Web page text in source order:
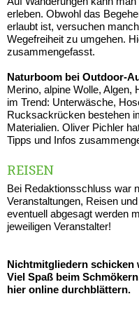
erleben. Obwohl das
erlaubt ist, versuchen
Wegefreiheit zu umgehen.
zusammengefasst.
Naturboom bei Outdoor-
Merino, alpine Wolle,
im Trend: Unterwäsche,
Rucksackrücken bestehen
Materialien. Oliver Pichler
Tipps und Infos
REISEN
Bei Redaktionsschluss war
Veranstaltungen, Reisen
eventuell abgesagt werden
jeweiligen Veranstalter!
Nichtmitgliedern schicken
Viel Spaß beim
hier online durchblättern.